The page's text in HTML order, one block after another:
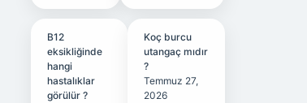
B12
eksikliğinde
hangi
hastalıklar
görülür ?
Koç burcu
utangaç mıdır
?
Temmuz 27,
2026